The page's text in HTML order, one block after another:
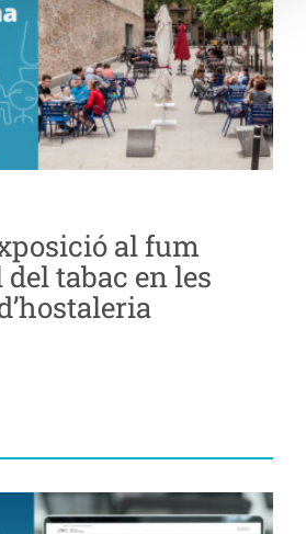
al fum
tabac en les